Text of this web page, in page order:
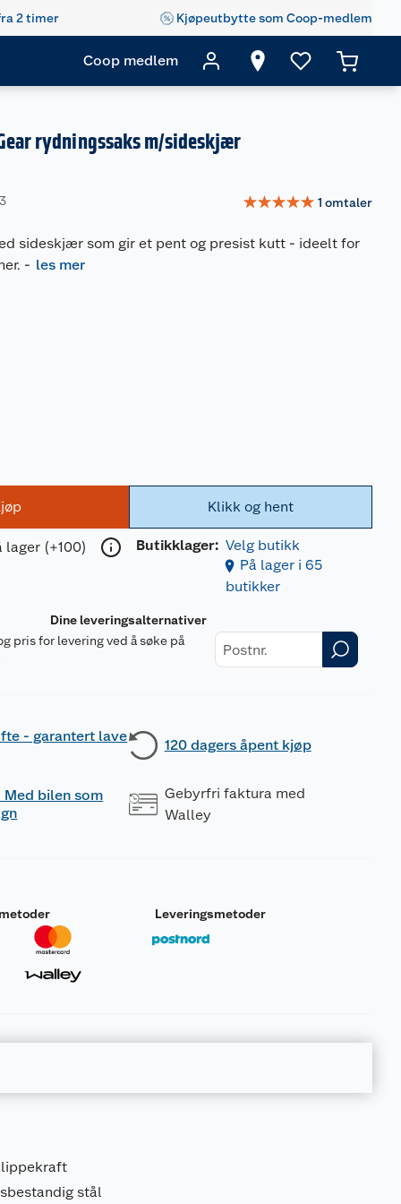
2 timer Kjøpeutbytte som Coop-medlem
Coop medlem
rydningssaks m/sideskjær
☆☆☆☆☆ 1 omtaler
sideskjær som gir et pent og presist kutt - ideelt for
- les mer
lager (+100)
Klikk og hent
Butikklager: Velg butikk
På lager i 65
butikker
Dine leveringsalternativer
pris for levering ved å søke på
- garantert lave
120 dagers åpent kjøp
Med bilen som
Gebyrfri faktura med
Walley
Leveringsmetoder
stål